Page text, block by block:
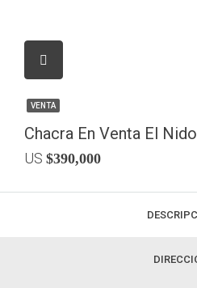
VENTA
Chacra En Venta El Nido
US $390,000